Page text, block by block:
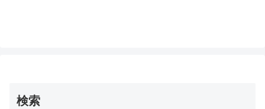
検索